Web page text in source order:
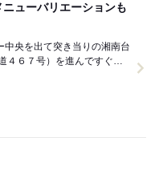
ューバリエーションも
央を出て突き当りの湘南台